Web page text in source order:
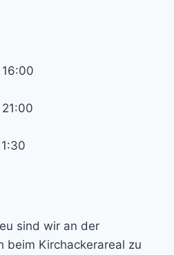
sind wir an der
beim Kirchackerareal zu